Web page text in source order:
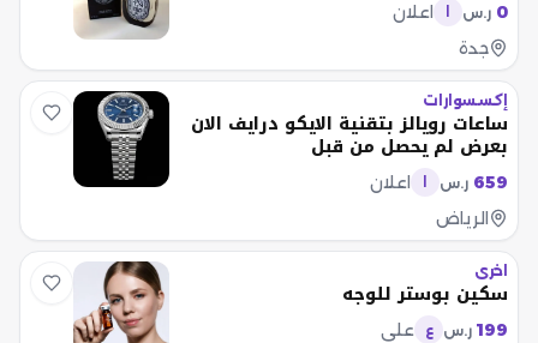
0 ر.س
اعلان
جدة
إكسسوارات
ساعات رويالز بتقنية الايكو درايف الان
بعرض لم يحصل من قبل
659 ر.س
اعلان
الرياض
اخرى
سكين بوستر للوجه
199 ر.س ع
علي